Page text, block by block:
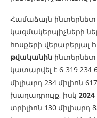
Համաձայն ինտերնետ
կազմակերպիչների
հոսքերի վերաբերյալ
թվականին ինտերնետ
կատարվել է 6 319 234
միլիարդ 234 միլիոն
խաղադրույք, իսկ
տրիլիոն 130 միլիարդ